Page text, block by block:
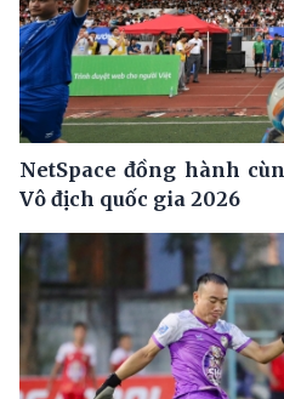
NetSpace đồng hành
Vô địch quốc gia 2026